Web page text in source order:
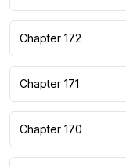
Chapter 172
Chapter 171
Chapter 170